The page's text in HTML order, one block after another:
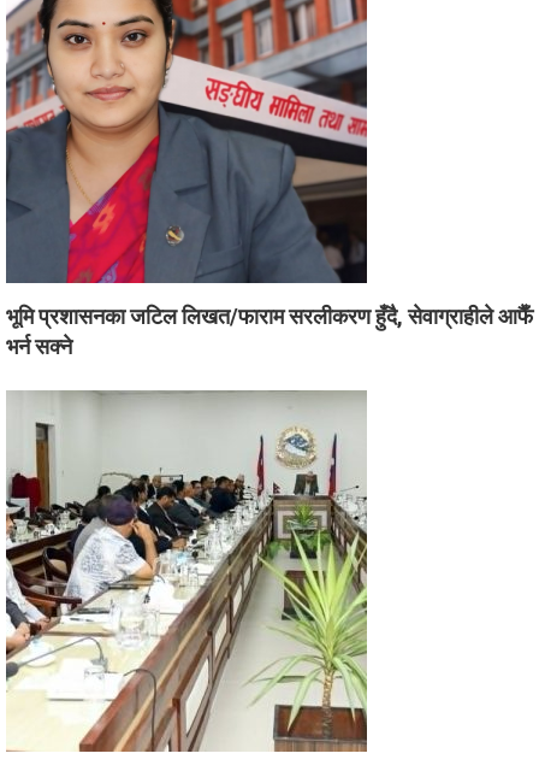
भूमि प्रशासनका जटिल लिखत/फाराम सरलीकरण हुँदै, सेवाग्राहीले आफैँ
भर्न सक्ने